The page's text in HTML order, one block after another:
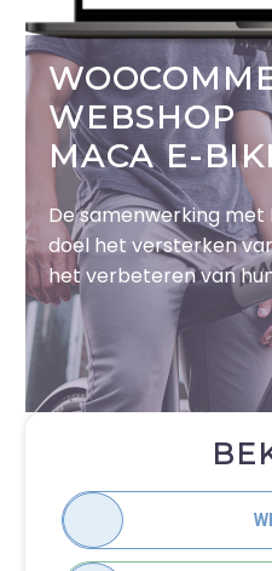
WEBSHOP
MACA E-
De samenwerking met
doel het versterken
het verbeteren van